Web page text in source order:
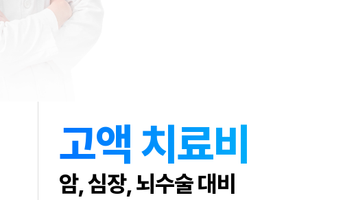
고액 치료비
암, 심장, 뇌수술 대비